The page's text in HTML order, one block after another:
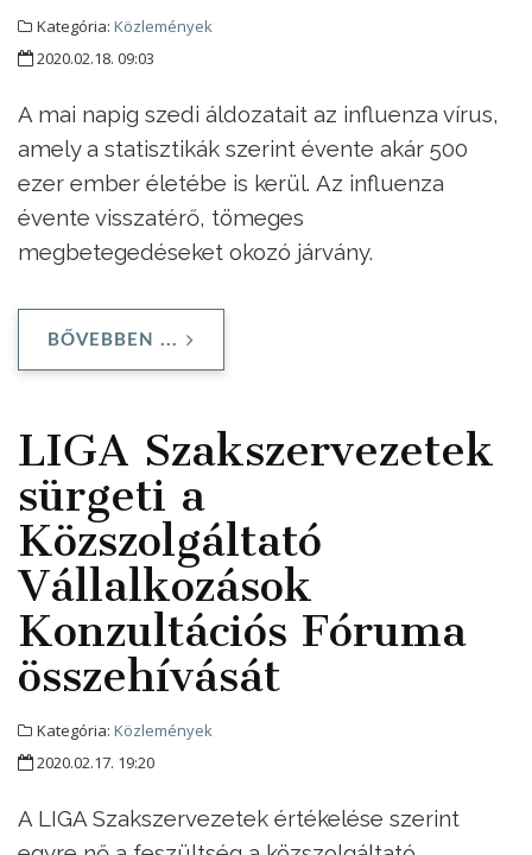
Kategória: Közlemények
2020.02.18. 09:03
A mai napig szedi áldozatait az influenza vírus,
amely a statisztikák szerint évente akár 500
ezer ember életébe is kerül. Az influenza
évente visszatérő, tömeges
megbetegedéseket okozó járvány.
BŐVEBBEN ...
LIGA Szakszervezetek
sürgeti a
Közszolgáltató
Vállalkozások
Konzultációs Fóruma
összehívását
Kategória: Közlemények
2020.02.17. 19:20
A LIGA Szakszervezetek értékelése szerint